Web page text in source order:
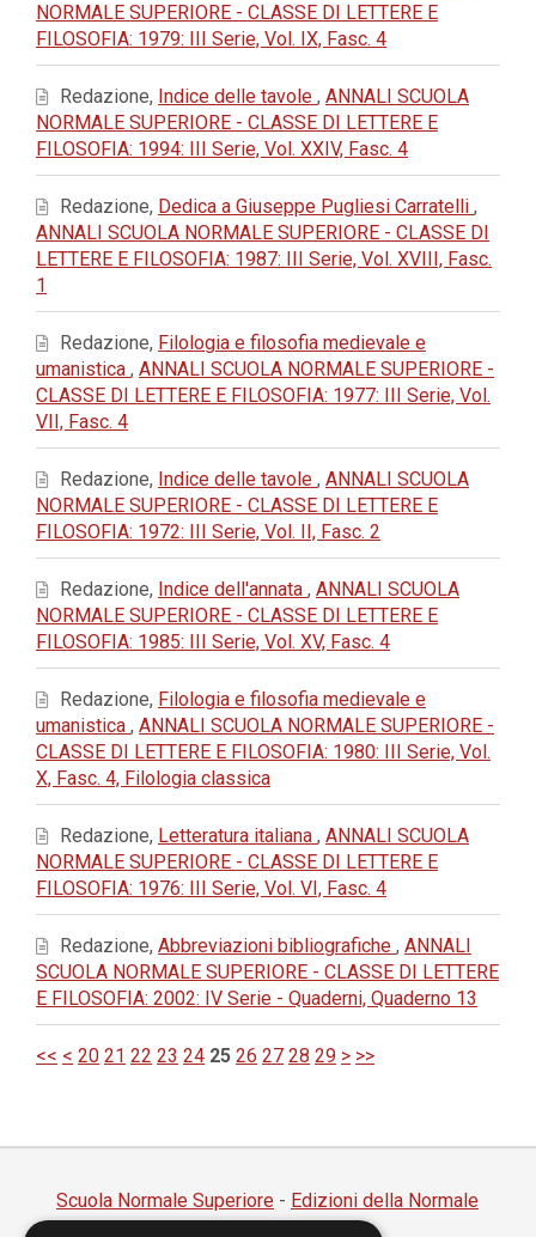
NORMALE SUPERIORE - CLASSE DI LETTERE E
FILOSOFIA: 1979: III Serie, Vol. IX, Fasc. 4
Redazione, Indice delle tavole , ANNALI SCUOLA
NORMALE SUPERIORE - CLASSE DI LETTERE E
FILOSOFIA: 1994: III Serie, Vol. XXIV, Fasc. 4
Redazione, Dedica a Giuseppe Pugliesi Carratelli ,
ANNALI SCUOLA NORMALE SUPERIORE - CLASSE DI
LETTERE E FILOSOFIA: 1987: III Serie, Vol. XVIII, Fasc.
1
Redazione, Filologia e filosofia medievale e
umanistica , ANNALI SCUOLA NORMALE SUPERIORE -
CLASSE DI LETTERE E FILOSOFIA: 1977: III Serie, Vol.
VII, Fasc. 4
Redazione, Indice delle tavole , ANNALI SCUOLA
NORMALE SUPERIORE - CLASSE DI LETTERE E
FILOSOFIA: 1972: III Serie, Vol. II, Fasc. 2
Redazione, Indice dell'annata , ANNALI SCUOLA
NORMALE SUPERIORE - CLASSE DI LETTERE E
FILOSOFIA: 1985: III Serie, Vol. XV, Fasc. 4
Redazione, Filologia e filosofia medievale e
umanistica , ANNALI SCUOLA NORMALE SUPERIORE -
CLASSE DI LETTERE E FILOSOFIA: 1980: III Serie, Vol.
X, Fasc. 4, Filologia classica
Redazione, Letteratura italiana , ANNALI SCUOLA
NORMALE SUPERIORE - CLASSE DI LETTERE E
FILOSOFIA: 1976: III Serie, Vol. VI, Fasc. 4
Redazione, Abbreviazioni bibliografiche , ANNALI
SCUOLA NORMALE SUPERIORE - CLASSE DI LETTERE
E FILOSOFIA: 2002: IV Serie - Quaderni, Quaderno 13
<< < 20 21 22 23 24 25 26 27 28 29 > >>
Scuola Normale Superiore - Edizioni della Normale